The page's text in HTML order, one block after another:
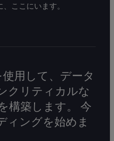
ここにいます。
用して、データ
クリティカルな
構築します。 今
ィングを始めま